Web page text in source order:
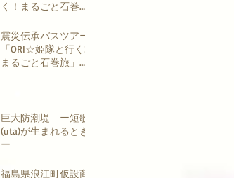
く！まるごと石巻
震災伝承バスツアー
「ORI☆姫隊と行く!
まるごと石巻旅」そ
巨大防潮堤 ー短歌
(uta)が生まれるとき
ー
福島県浪江町仮設商